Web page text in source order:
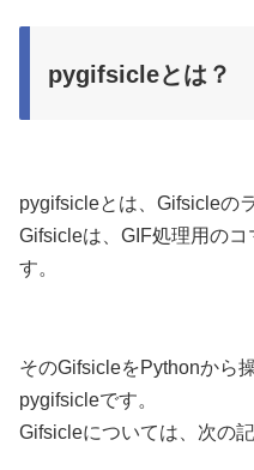
pygifsicleとは？
pygifsicleとは、Gifsicleの
Gifsicleは、GIF処理用の
す。
そのGifsicleをPythonから
pygifsicleです。
Gifsicleについては、次の